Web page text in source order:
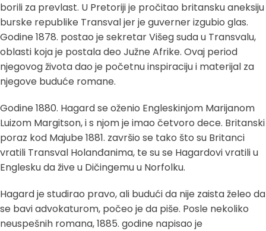
borili za prevlast. U Pretoriji je pročitao britansku aneksiju
burske republike Transval jer je guverner izgubio glas.
Godine 1878. postao je sekretar Višeg suda u Transvalu,
oblasti koja je postala deo Južne Afrike. Ovaj period
njegovog života dao je početnu inspiraciju i materijal za
njegove buduće romane.
Godine 1880. Hagard se oženio Engleskinjom Marijanom
Luizom Margitson, i s njom je imao četvoro dece. Britanski
poraz kod Majube 1881. završio se tako što su Britanci
vratili Transval Holanđanima, te su se Hagardovi vratili u
Englesku da žive u Dičingemu u Norfolku.
Hagard je studirao pravo, ali budući da nije zaista želeo da
se bavi advokaturom, počeo je da piše. Posle nekoliko
neuspešnih romana, 1885. godine napisao je